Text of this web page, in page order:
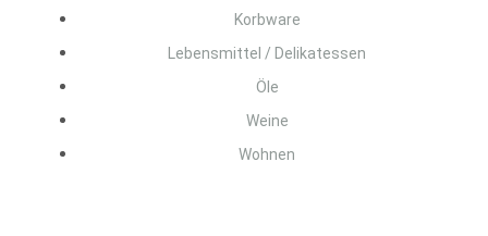
Korbware
Lebensmittel / Delikatessen
Öle
Weine
Wohnen